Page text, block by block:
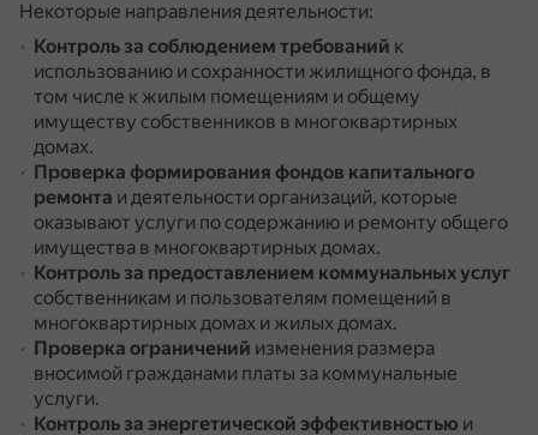
Некоторые направления деятельности:
Контроль за соблюдением требований к
использованию и сохранности жилищного фонда, в
том числе к жилым помещениям и общему
имуществу собственников в многоквартирных
домах.
Проверка формирования фондов капитального
ремонта и деятельности организаций, которые
оказывают услуги по содержанию и ремонту общего
имущества в многоквартирных домах.
Контроль за предоставлением коммунальных услуг
собственникам и пользователям помещений в
многоквартирных домах и жилых домах.
Проверка ограничений изменения размера
вносимой гражданами платы за коммунальные
услуги.
Контроль за энергетической эффективностью и